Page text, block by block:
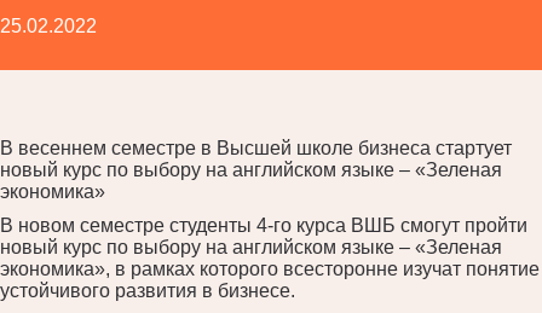
25.02.2022
В весеннем семестре в Высшей школе бизнеса стартует
новый курс по выбору на английском языке – «Зеленая
экономика»
В новом семестре студенты 4-го курса ВШБ смогут пройти
новый курс по выбору на английском языке – «Зеленая
экономика», в рамках которого всесторонне изучат понятие
устойчивого развития в бизнесе.